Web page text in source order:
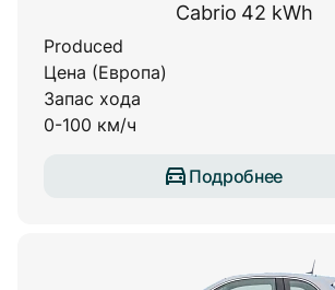
Cabrio 42 kWh
Produced
Цена (Европа)
Запас хода
0-100 км/ч
Подробнее